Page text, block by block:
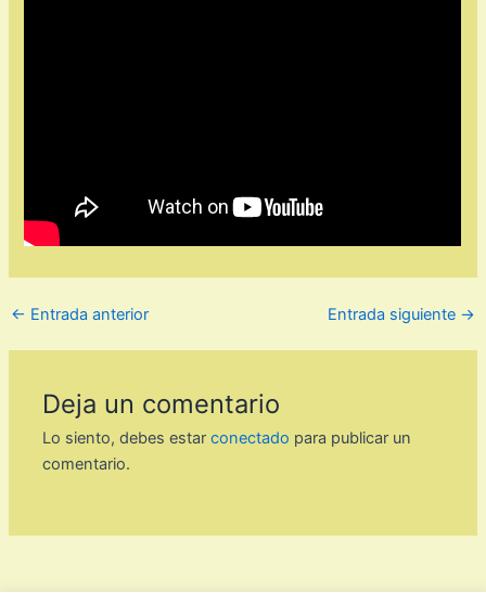
← Entrada anterior Entrada siguiente →
Deja un comentario
Lo siento, debes estarconectado para publicar un
comentario.